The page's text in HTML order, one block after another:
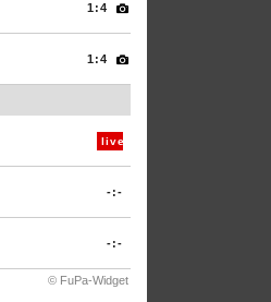
1:4
1:4
live
-:-
-:-
© FuPa-Widget